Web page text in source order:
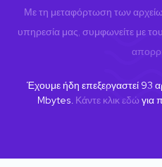
Με τη μεταφόρτωση των
υπηρεσία μας, συμφωνείτε με
Έχουμε ήδη επεξεργαστεί 93
Mbytes. Κάντε κλικ εδώγια